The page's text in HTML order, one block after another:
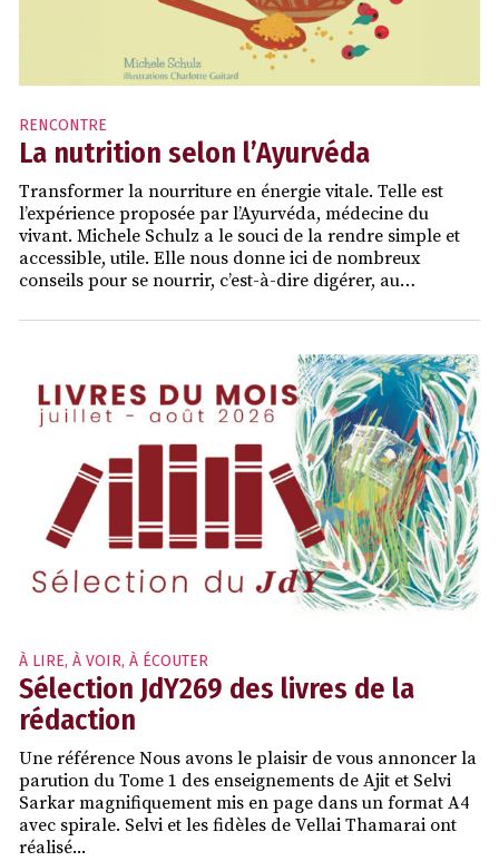
RENCONTRE
La nutrition selon l’Ayurvéda
Transformer la nourriture en énergie vitale. Telle est
l’expérience proposée par l’Ayurvéda, médecine du
vivant. Michele Schulz a le souci de la rendre simple et
accessible, utile. Elle nous donne ici de nombreux
conseils pour se nourrir, c’est-à-dire digérer, au…
À LIRE, À VOIR, À ÉCOUTER
Sélection JdY269 des livres de la
rédaction
Une référence Nous avons le plaisir de vous annoncer la
parution du Tome 1 des enseignements de Ajit et Selvi
Sarkar magnifiquement mis en page dans un format A4
avec spirale. Selvi et les fidèles de Vellai Thamarai ont
réalisé...